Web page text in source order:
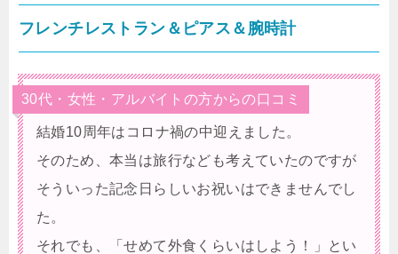
フレンチレストラン＆ピアス＆腕時計
30代・女性・アルバイトの方からの口コミ
結婚10周年はコロナ禍の中迎えました。
そのため、本当は旅行なども考えていたのですが
そういった記念日らしいお祝いはできませんでし
た。
それでも、「せめて外食くらいはしよう！」とい